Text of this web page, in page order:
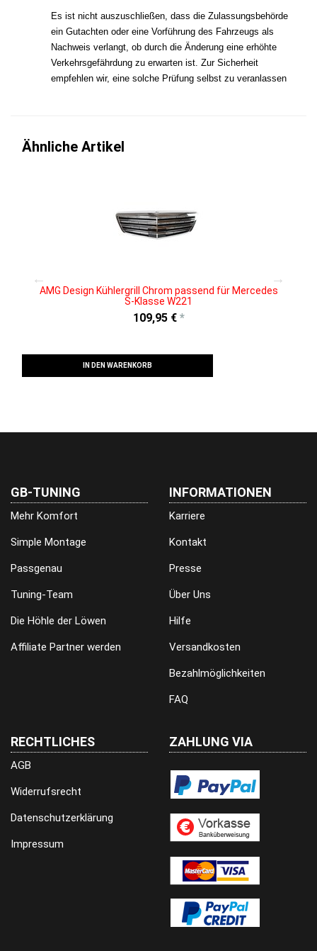
Es ist nicht auszuschließen, dass die Zulassungsbehörde
ein Gutachten oder eine Vorführung des Fahrzeugs als
Nachweis verlangt, ob durch die Änderung eine erhöhte
Verkehrsgefährdung zu erwarten ist. Zur Sicherheit
empfehlen wir, eine solche Prüfung selbst zu veranlassen
Ähnliche Artikel
AMG Design Kühlergrill Chrom passend für Mercedes
S-Klasse W221
109,95 € *
IN DEN WARENKORB
GB-TUNING
Mehr Komfort
Simple Montage
Passgenau
Tuning-Team
Die Höhle der Löwen
Affiliate Partner werden
INFORMATIONEN
Karriere
Kontakt
Presse
Über Uns
Hilfe
Versandkosten
Bezahlmöglichkeiten
FAQ
RECHTLICHES
AGB
Widerrufsrecht
Datenschutzerklärung
Impressum
ZAHLUNG VIA